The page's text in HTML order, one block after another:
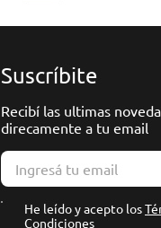
Suscríbite
Recibí las ultimas
direcamente a tu email
He leído y acepto los
Condiciones